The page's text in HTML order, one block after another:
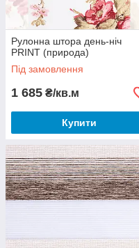
Рулонна штора день-ніч
PRINT (природа)
Під замовлення
1 685 ₴/кв.м
Купити